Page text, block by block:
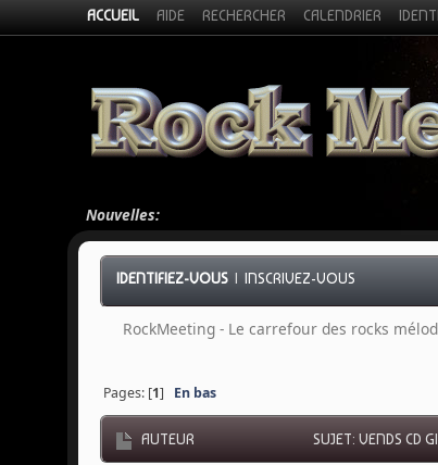
ACCUEIL AIDE RECHERCHER CALENDRIER
Nouvelles:
IDENTIFIEZ-VOUS |INSCRIVEZ-VOUS
RockMeeting - Le carrefour des rocks
Pages: [1] En bas
AUTEUR SUJET: VENDS CD